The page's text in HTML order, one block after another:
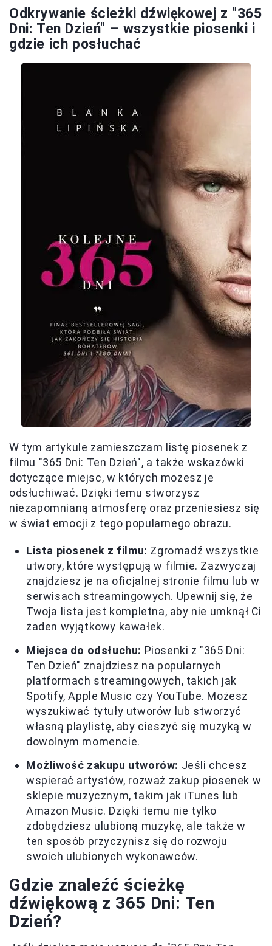
Odkrywanie ścieżki dźwiękowej z "365
Dni: Ten Dzień" – wszystkie piosenki i
gdzie ich posłuchać
W tym artykule zamieszczam listę piosenek z
filmu "365 Dni: Ten Dzień", a także wskazówki
dotyczące miejsc, w których możesz je
odsłuchiwać. Dzięki temu stworzysz
niezapomnianą atmosferę oraz przeniesiesz się
w świat emocji z tego popularnego obrazu.
Lista piosenek z filmu: Zgromadź wszystkie
utwory, które występują w filmie. Zazwyczaj
znajdziesz je na oficjalnej stronie filmu lub w
serwisach streamingowych. Upewnij się, że
Twoja lista jest kompletna, aby nie umknął Ci
żaden wyjątkowy kawałek.
Miejsca do odsłuchu: Piosenki z "365 Dni:
Ten Dzień" znajdziesz na popularnych
platformach streamingowych, takich jak
Spotify, Apple Music czy YouTube. Możesz
wyszukiwać tytuły utworów lub stworzyć
własną playlistę, aby cieszyć się muzyką w
dowolnym momencie.
Możliwość zakupu utworów: Jeśli chcesz
wspierać artystów, rozważ zakup piosenek w
sklepie muzycznym, takim jak iTunes lub
Amazon Music. Dzięki temu nie tylko
zdobędziesz ulubioną muzykę, ale także w
ten sposób przyczynisz się do rozwoju
swoich ulubionych wykonawców.
Gdzie znaleźć ścieżkę
dźwiękową z 365 Dni: Ten
Dzień?